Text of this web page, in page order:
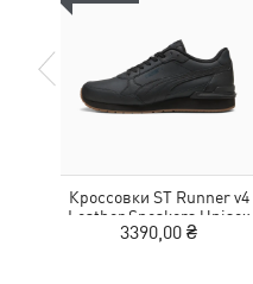
Кроссовки ST Runner v4
Leather Sneakers Unisex
3390,00 ₴